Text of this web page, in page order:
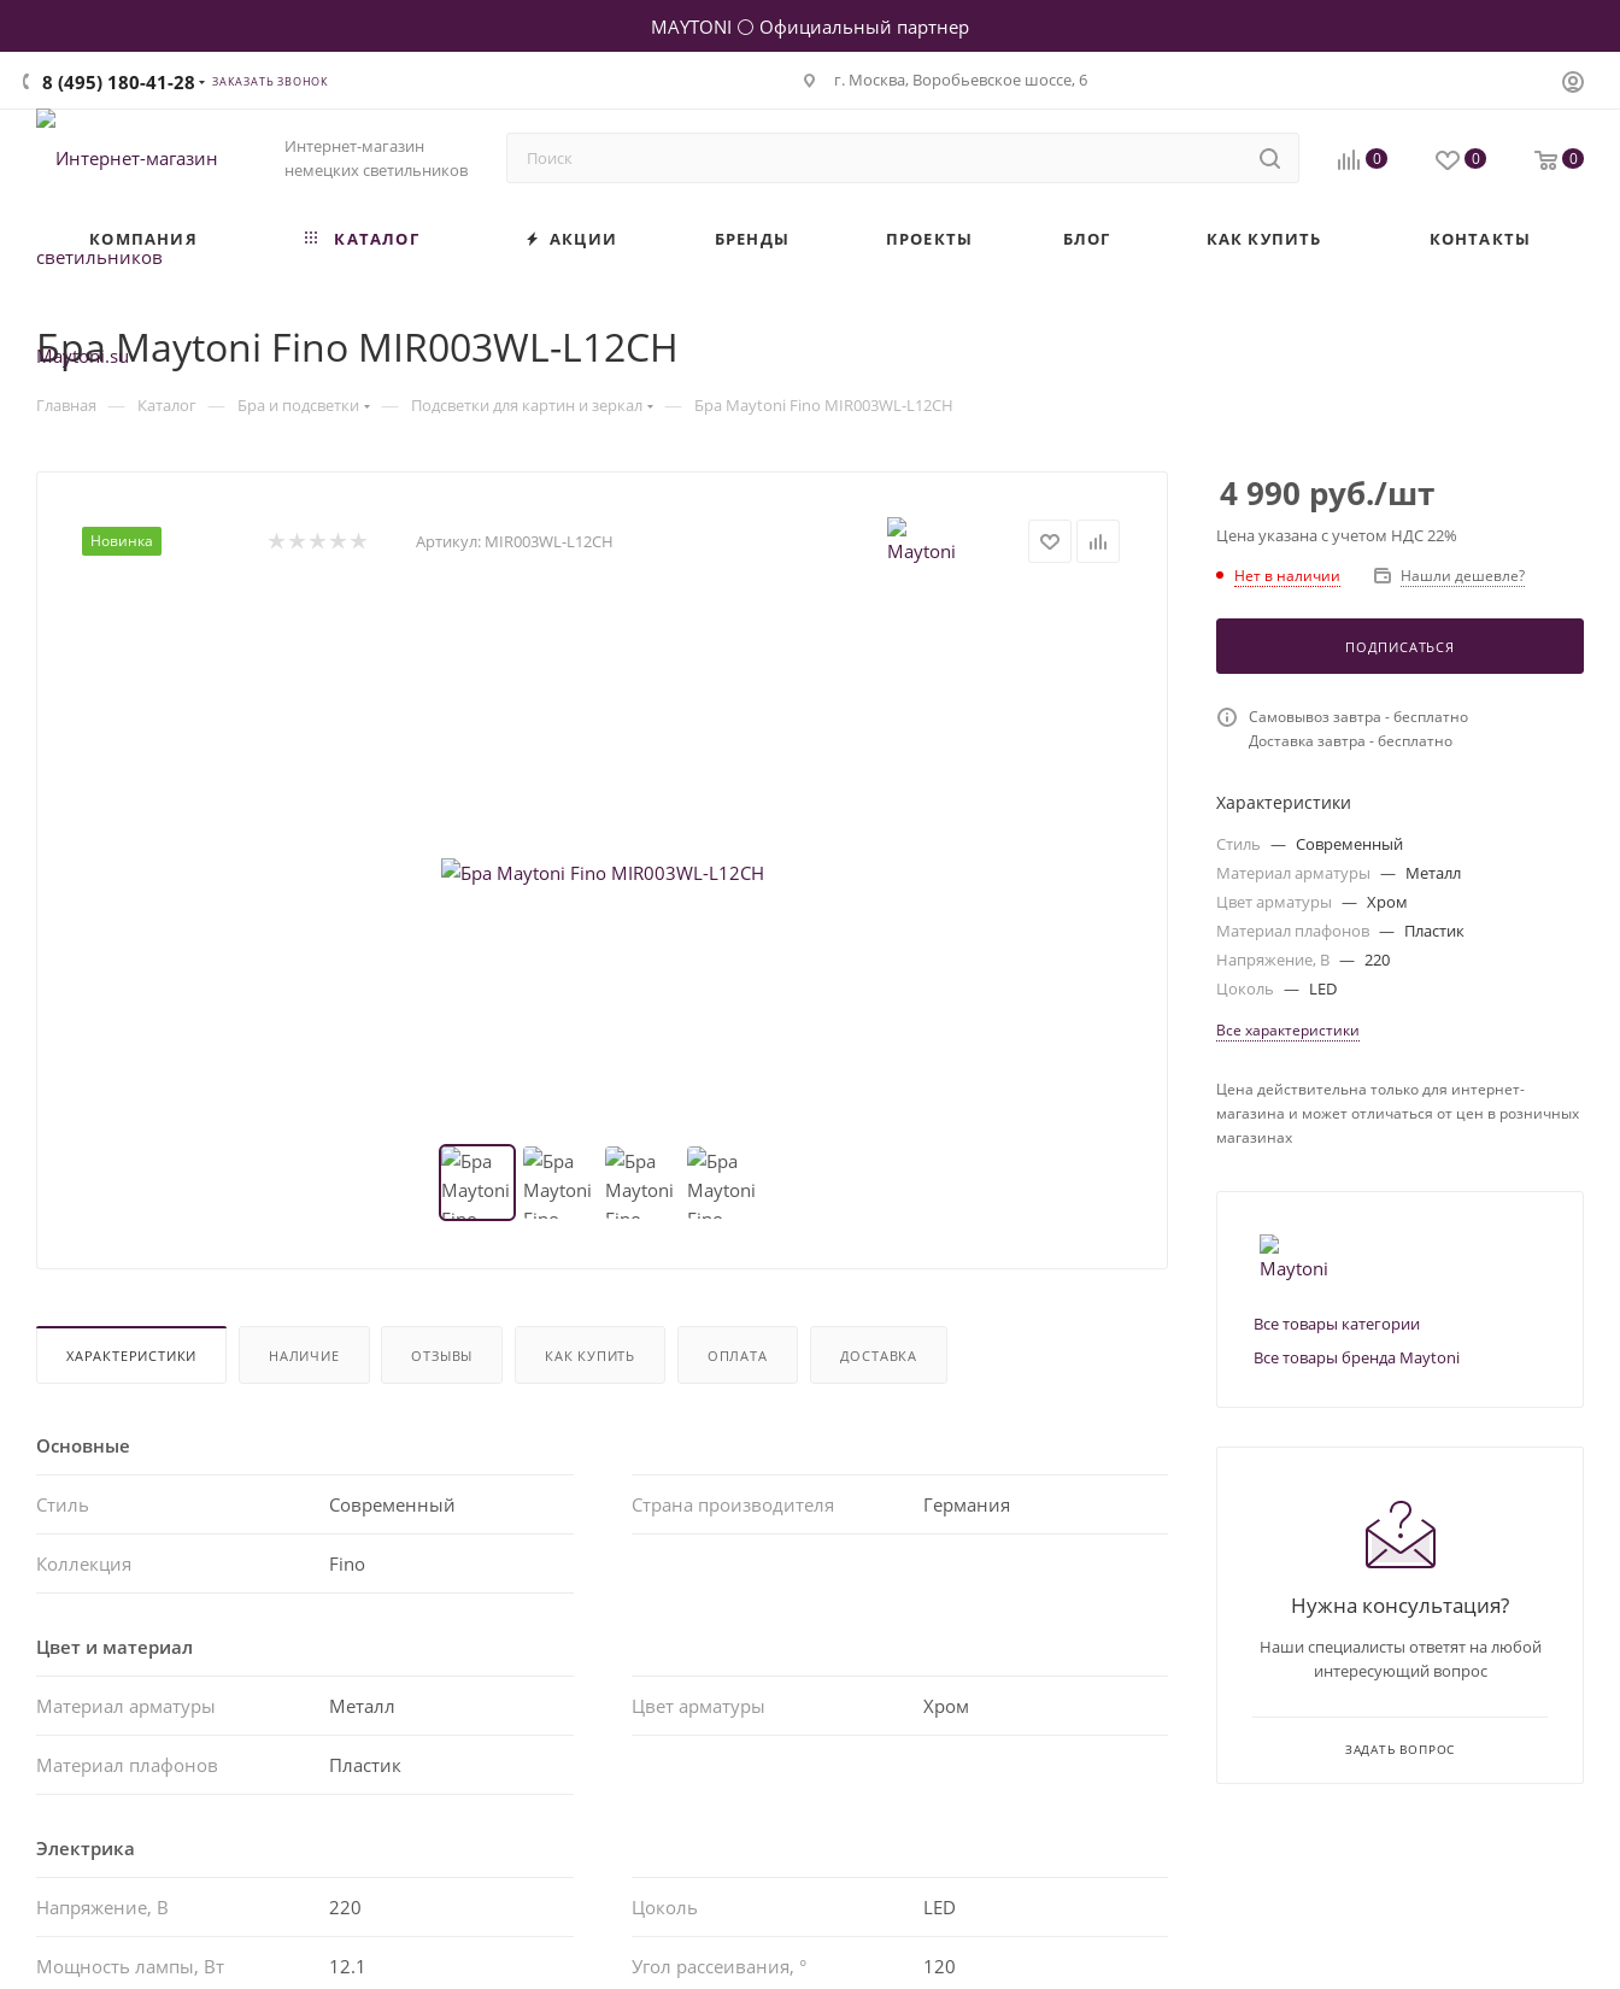
MAYTONI ⚪ Официальный партнер
8 (495) 180-41-28 ЗАКАЗАТЬ ЗВОНОК г. Москва, Воробьевское шоссе, 6
Интернет-магазин
немецких светильников
0 0 0
КОМПАНИЯ КАТАЛОГ АКЦИИ БРЕНДЫ ПРОЕКТЫ БЛОГ КАК КУПИТЬ КОНТАКТЫ
Бра Maytoni Fino MIR003WL-L12CH
Главная — Каталог — Бра и подсветки — Подсветки для картин и зеркал — Бра Maytoni Fino MIR003WL-L12CH
Новинка Артикул: MIR003WL-L12CH
ХАРАКТЕРИСТИКИ НАЛИЧИЕ ОТЗЫВЫ КАК КУПИТЬ ОПЛАТА ДОСТАВКА
Основные
Стиль Современный Страна производителя Германия
Коллекция Fino
Цвет и материал
Материал арматуры Металл Цвет арматуры Хром
Материал плафонов Пластик
Электрика
Напряжение, В 220 Цоколь LED
Мощность лампы, Вт 12.1 Угол рассеивания, ° 120
4 990 руб./шт
Цена указана с учетом НДС 22%
Нет в наличии Нашли дешевле?
ПОДПИСАТЬСЯ
Самовывоз завтра - бесплатно
Доставка завтра - бесплатно
Характеристики
Стиль — Современный
Материал арматуры — Металл
Цвет арматуры — Хром
Материал плафонов — Пластик
Напряжение, В — 220
Цоколь — LED
Все характеристики
Цена действительна только для интернет-
магазина и может отличаться от цен в розничных
магазинах
Все товары категории
Все товары бренда Maytoni
Нужна консультация?
Наши специалисты ответят на любой
интересующий вопрос
ЗАДАТЬ ВОПРОС